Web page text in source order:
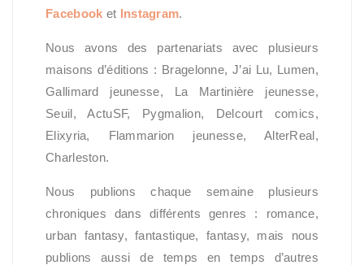
Facebook et Instagram.
Nous avons des partenariats avec plusieurs
maisons d’éditions : Bragelonne, J’ai Lu, Lumen,
Gallimard jeunesse, La Martinière jeunesse,
Seuil, ActuSF, Pygmalion, Delcourt comics,
Elixyria, Flammarion jeunesse, AlterReal,
Charleston.
Nous publions chaque semaine plusieurs
chroniques dans différents genres : romance,
urban fantasy, fantastique, fantasy, mais nous
publions aussi de temps en temps d’autres